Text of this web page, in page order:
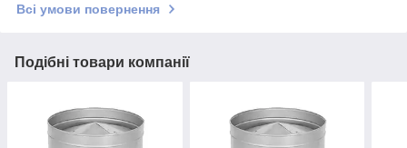
Всі умови повернення
Подібні товари компанії